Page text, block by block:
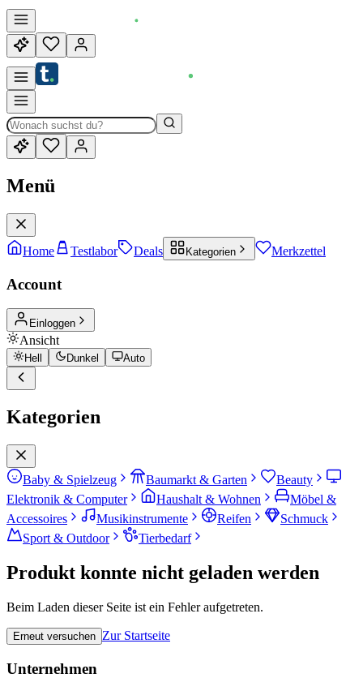
Menü
Home Testlabor Deals Kategorien Merkzettel
Account
Einloggen
Ansicht
Hell Dunkel Auto
Kategorien
Baby & Spielzeug Baumarkt & Garten
Beauty
Elektronik & Computer
Haushalt & Wohnen
Möbel &
Accessoires
Musikinstrumente Reifen
Schmuck
Sport & Outdoor
Tierbedarf
Produkt konnte nicht geladen werden
Beim Laden dieser Seite ist ein Fehler aufgetreten.
Erneut versuchen Zur Startseite
Unternehmen